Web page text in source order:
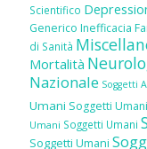
Scientifico
Generico Inefficacia
di Sanità
Mortalità
Nazionale Soggetti
Umani Soggetti Umani
Umani Soggetti Umani
Soggetti Umani